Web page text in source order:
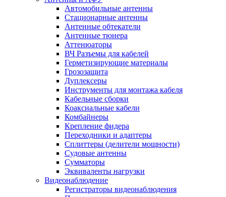
Автомобильные антенны
Стационарные антенны
Антенные обтекатели
Антенные тюнера
Аттенюаторы
ВЧ Разъемы для кабелей
Герметизирующие материалы
Грозозащита
Дуплексеры
Инструменты для монтажа кабеля
Кабельные сборки
Коаксиальные кабели
Комбайнеры
Крепление фидера
Переходники и адаптеры
Сплиттеры (делители мощности)
Судовые антенны
Сумматоры
Эквиваленты нагрузки
Видеонаблюдение
Регистраторы видеонаблюдения